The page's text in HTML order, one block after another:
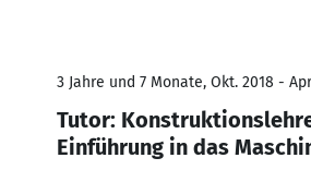
3 Jahre und 7 Monate, Okt. 2018 -
Tutor:
Einführung in das